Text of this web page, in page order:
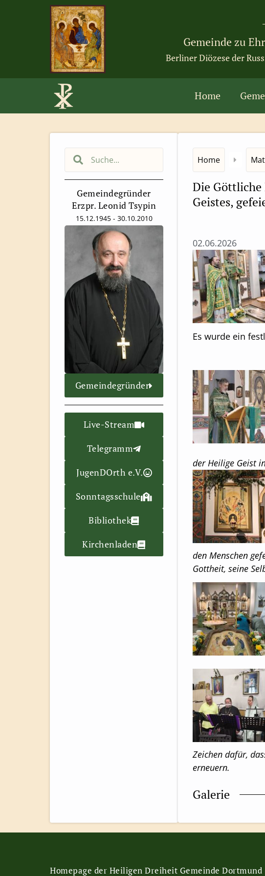
Gemeinde zu
Berliner Diözese der
Home
Gemeindegründer
Erzpr. Leonid Tsypin
15.12.1945 - 30.10.2010
Gemeindegründer
Live-Stream
Telegramm
JugenDOrth e.V.
Sonntagsschule
Bibliothek
Kirchenladen
Home
Die Göttliche
Geistes,
02.06.2026
Es wurde ein
der Heilige Geist
den Menschen
Gottheit, seine
Zeichen dafür,
erneuern.
Galerie
Homepage der Heiligen Dreiheit Gemeinde Dortmund